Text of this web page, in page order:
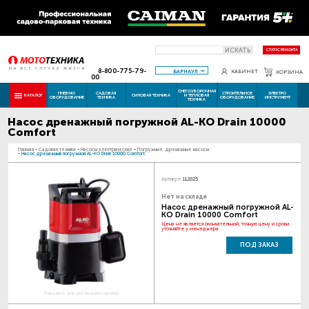
ИСКАТЬ СТАТУС РЕМОНТА
8-800-775-79-
00
БАРНАУЛ КАБИНЕТ КОРЗИНА
КАТАЛОГ ПНЕВМО
ОБОРУДОВАНИЕ
САДОВАЯ
ТЕХНИКА СИЛОВАЯ ТЕХНИКА
СНЕГОУБОРОЧНАЯ
И ТЕПЛОВАЯ
ТЕХНИКА
СТРОИТЕЛЬНОЕ
ОБОРУДОВАНИЕ
ЭЛЕКТРО
ИНСТРУМЕНТ
Насос дренажный погружной AL-KO Drain 10000
Comfort
Главная - Садовая техника - Насосы электрические - Погружные, дренажные насосы
- Насос дренажный погружной AL-KO Drain 10000 Comfort
Наведите для увеличения картинки
Артикул: 112825
Нет на складе
Насос дренажный погружной AL-
KO Drain 10000 Comfort
Цена не является окончательной, точную цену и сроки
уточняйте у менеджера
ПОД ЗАКАЗ